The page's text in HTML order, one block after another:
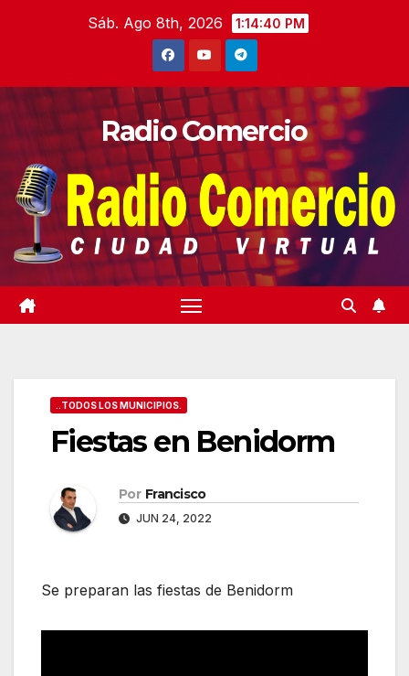
Sáb. Ago 8th, 2026 1:14:41 PM
Radio Comercio
..TODOS LOS MUNICIPIOS.
Fiestas en Benidorm
Por Francisco
JUN 24, 2022
Se preparan las fiestas de Benidorm